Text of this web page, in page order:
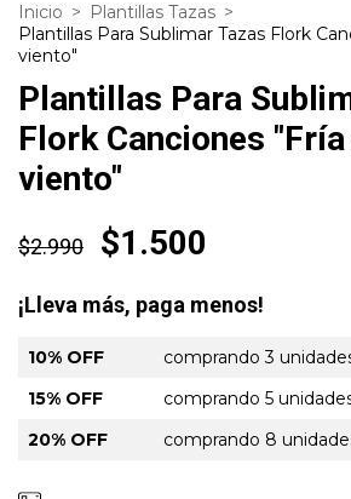
Inicio > Plantillas Tazas >
Plantillas Para Sublimar Tazas Flork
viento"
Plantillas Para
Flork Canciones
viento"
$2.990 $1.500
¡Lleva más, paga menos!
10% OFF
comprando 3
15% OFF
comprando 5
20% OFF
comprando 8